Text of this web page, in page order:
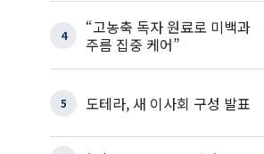
4
“고농축 독자 원료로 미백과
주름 집중 케어”
5 도테라, 새 이사회 구성 발표